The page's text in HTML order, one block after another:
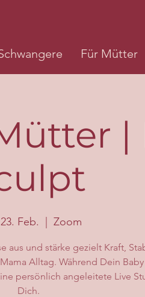
Für Mütter
|
Feb. Zoom
aus und stärke gezielt Kraft,
Alltag. Während Dein
persönlich angeleitete Live
Dich.